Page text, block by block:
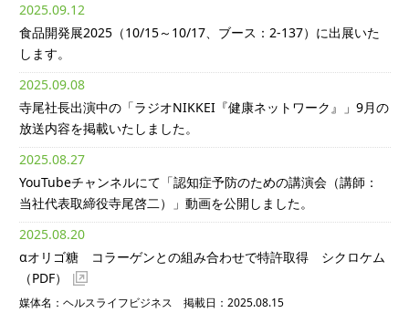
2025.09.12
食品開発展2025（10/15～10/17、ブース：2-137）に出展いた
します。
2025.09.08
寺尾社長出演中の「ラジオNIKKEI『健康ネットワーク』」9月の
放送内容を掲載いたしました。
2025.08.27
YouTubeチャンネルにて「認知症予防のための講演会（講師：
当社代表取締役寺尾啓二）」動画を公開しました。
2025.08.20
αオリゴ糖 コラーゲンとの組み合わせで特許取得 シクロケム
（PDF）
媒体名：ヘルスライフビジネス 掲載日：2025.08.15